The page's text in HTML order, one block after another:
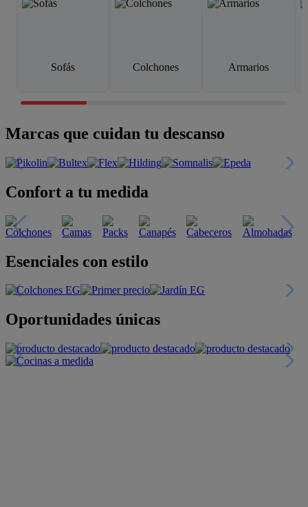
Sofás Colchones Armarios
Marcas que cuidan tu descanso
Confort a tu medida
Esenciales con estilo
Oportunidades únicas